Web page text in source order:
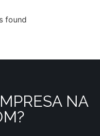
found
NA